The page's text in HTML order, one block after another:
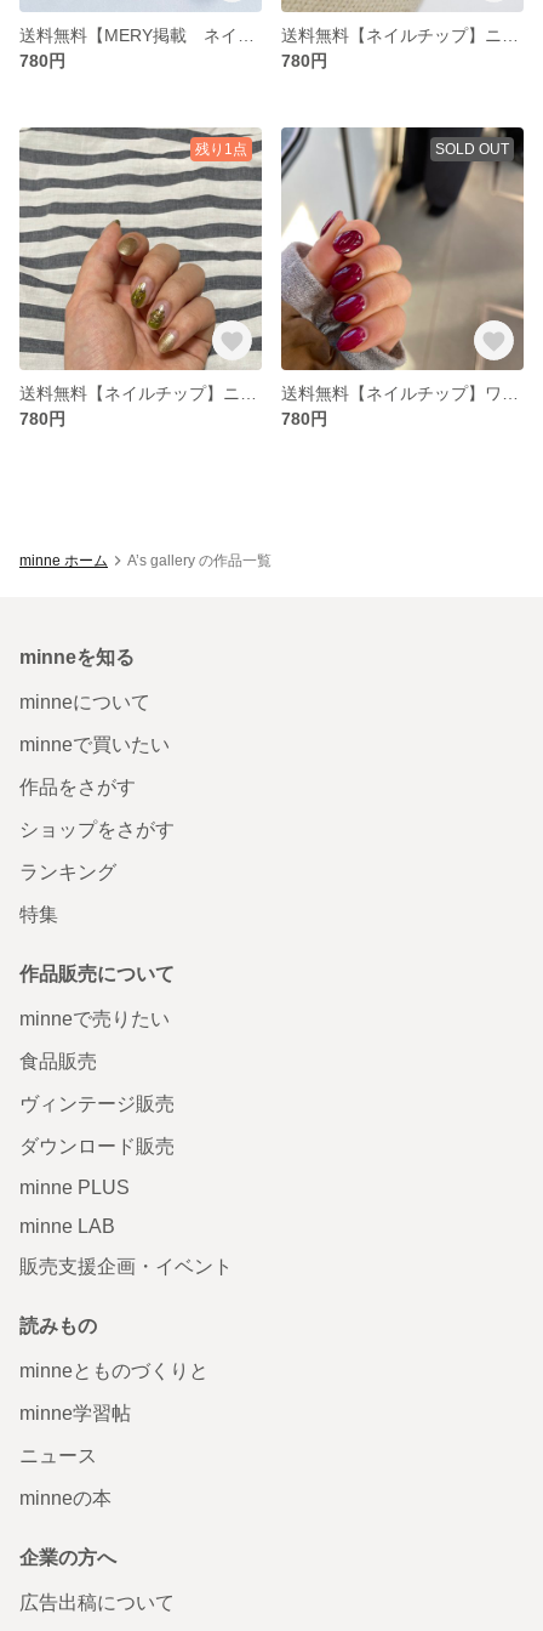
780円
780円
残り1点
780円
SOLD OUT
780円
minne ホーム A’s gallery の作品一覧
minneを知る
minneについて
minneで買いたい
作品をさがす
ショップをさがす
ランキング
特集
作品販売について
minneで売りたい
食品販売
ヴィンテージ販売
ダウンロード販売
minne PLUS
minne LAB
販売支援企画・イベント
読みもの
minneとものづくりと
minne学習帖
ニュース
minneの本
企業の方へ
広告出稿について